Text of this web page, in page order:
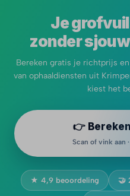
Je
zonder
Bereken gratis je richtprijs
van ophaaldiensten uit
kiest het
👉
Scan of vink aan
★ 4,9 beoordeling 🤝